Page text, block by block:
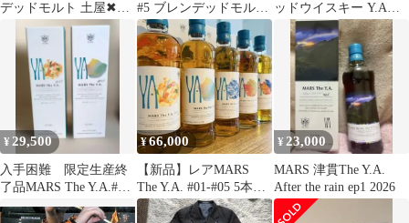
デッドモルト 土屋✖︎本
坊 記念ボトル
#5 ブレンデッドモルト
屋久島エージング
ALC49% 700ML
ッドウイスキー Y.A
Batch 4 箱付 未開封
¥ 29,500
入手困難 限定生産終
了品MARS The Y.A.#01
#02 2本セット
¥66,000
【新品】レアMARS
The Y.A. #01-#05 5本セ
ット whisky
¥ 23,000
MARS 津貫The Y.A.
After the rain ep1 2026